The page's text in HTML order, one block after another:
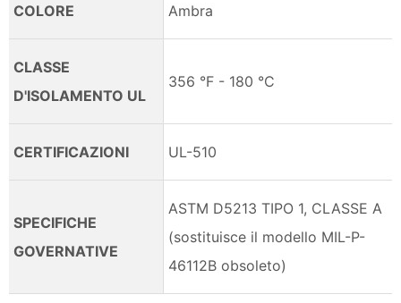
COLORE Ambra
CLASSE
D'ISOLAMENTO UL
356 °F - 180 °C
CERTIFICAZIONI UL-510
SPECIFICHE
GOVERNATIVE
ASTM D5213 TIPO 1, CLASSE A
(sostituisce il modello MIL-P-
46112B obsoleto)